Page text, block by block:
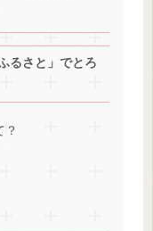
るさと」でとろ
？